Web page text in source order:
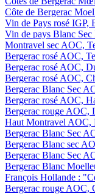
Côte de Bergerac
Vin de Pays rosé IGP,
Vin de pays Blanc
Montravel sec AOC,
Bergerac rosé AOC,
Bergerac rosé AOC,
Bergerac rosé AOC,
Bergerac Blanc Sec
Bergerac rosé AOC,
Bergerac rouge AOC,
Haut Montravel AOC,
Bergerac Blanc Sec
Bergerac Blanc sec
Bergerac Blanc Sec
Bergerac Blanc
François Hollande :
Bergerac rouge AOC,